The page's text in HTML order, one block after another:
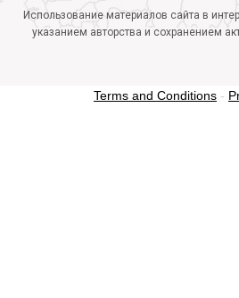
Использование материалов сайта в
указанием авторства и сохранением
Terms and Conditions -